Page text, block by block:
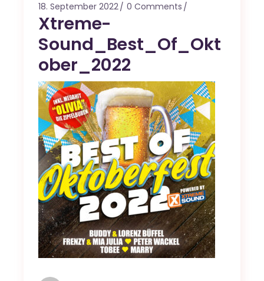
18. September 2022 0 Comments
Xtreme-
Sound_Best_Of_Okt
ober_2022